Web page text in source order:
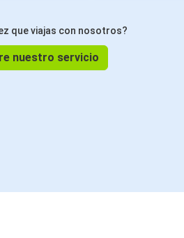
que viajas con nosotros?
nuestro servicio